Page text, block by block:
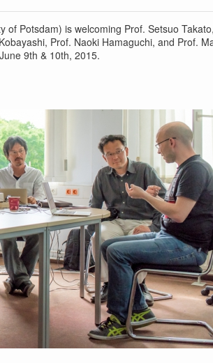
Potsdam) is welcoming Prof. Setsuo
Prof. Naoki Hamaguchi, and Prof.
9th & 10th, 2015.